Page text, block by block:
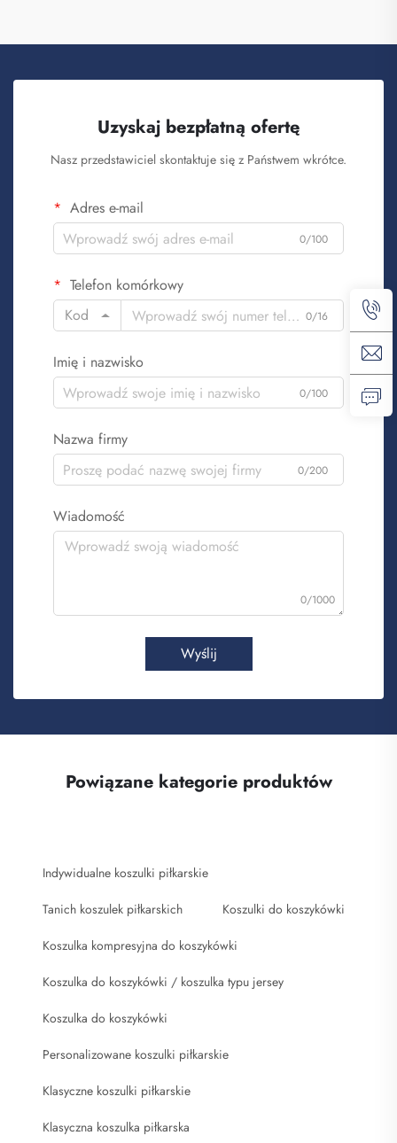
Uzyskaj bezpłatną ofertę
Nasz przedstawiciel skontaktuje się z Państwem wkrótce.
Adres e-mail
0/100
Telefon komórkowy
Kod
0/16
Imię i nazwisko
0/100
Nazwa firmy
0/200
Wiadomość
0/1000
Wyślij
Powiązane kategorie produktów
Indywidualne koszulki piłkarskie
Tanich koszulek piłkarskich Koszulki do koszykówki
Koszulka kompresyjna do koszykówki
Koszulka do koszykówki / koszulka typu jersey
Koszulka do koszykówki
Personalizowane koszulki piłkarskie
Klasyczne koszulki piłkarskie
Klasyczna koszulka piłkarska